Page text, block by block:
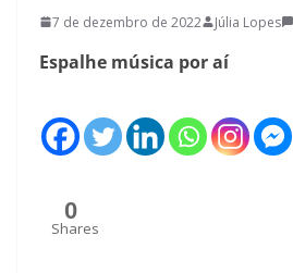
7 de dezembro de 2022 Júlia Lopes
Espalhe música por aí
0
Shares